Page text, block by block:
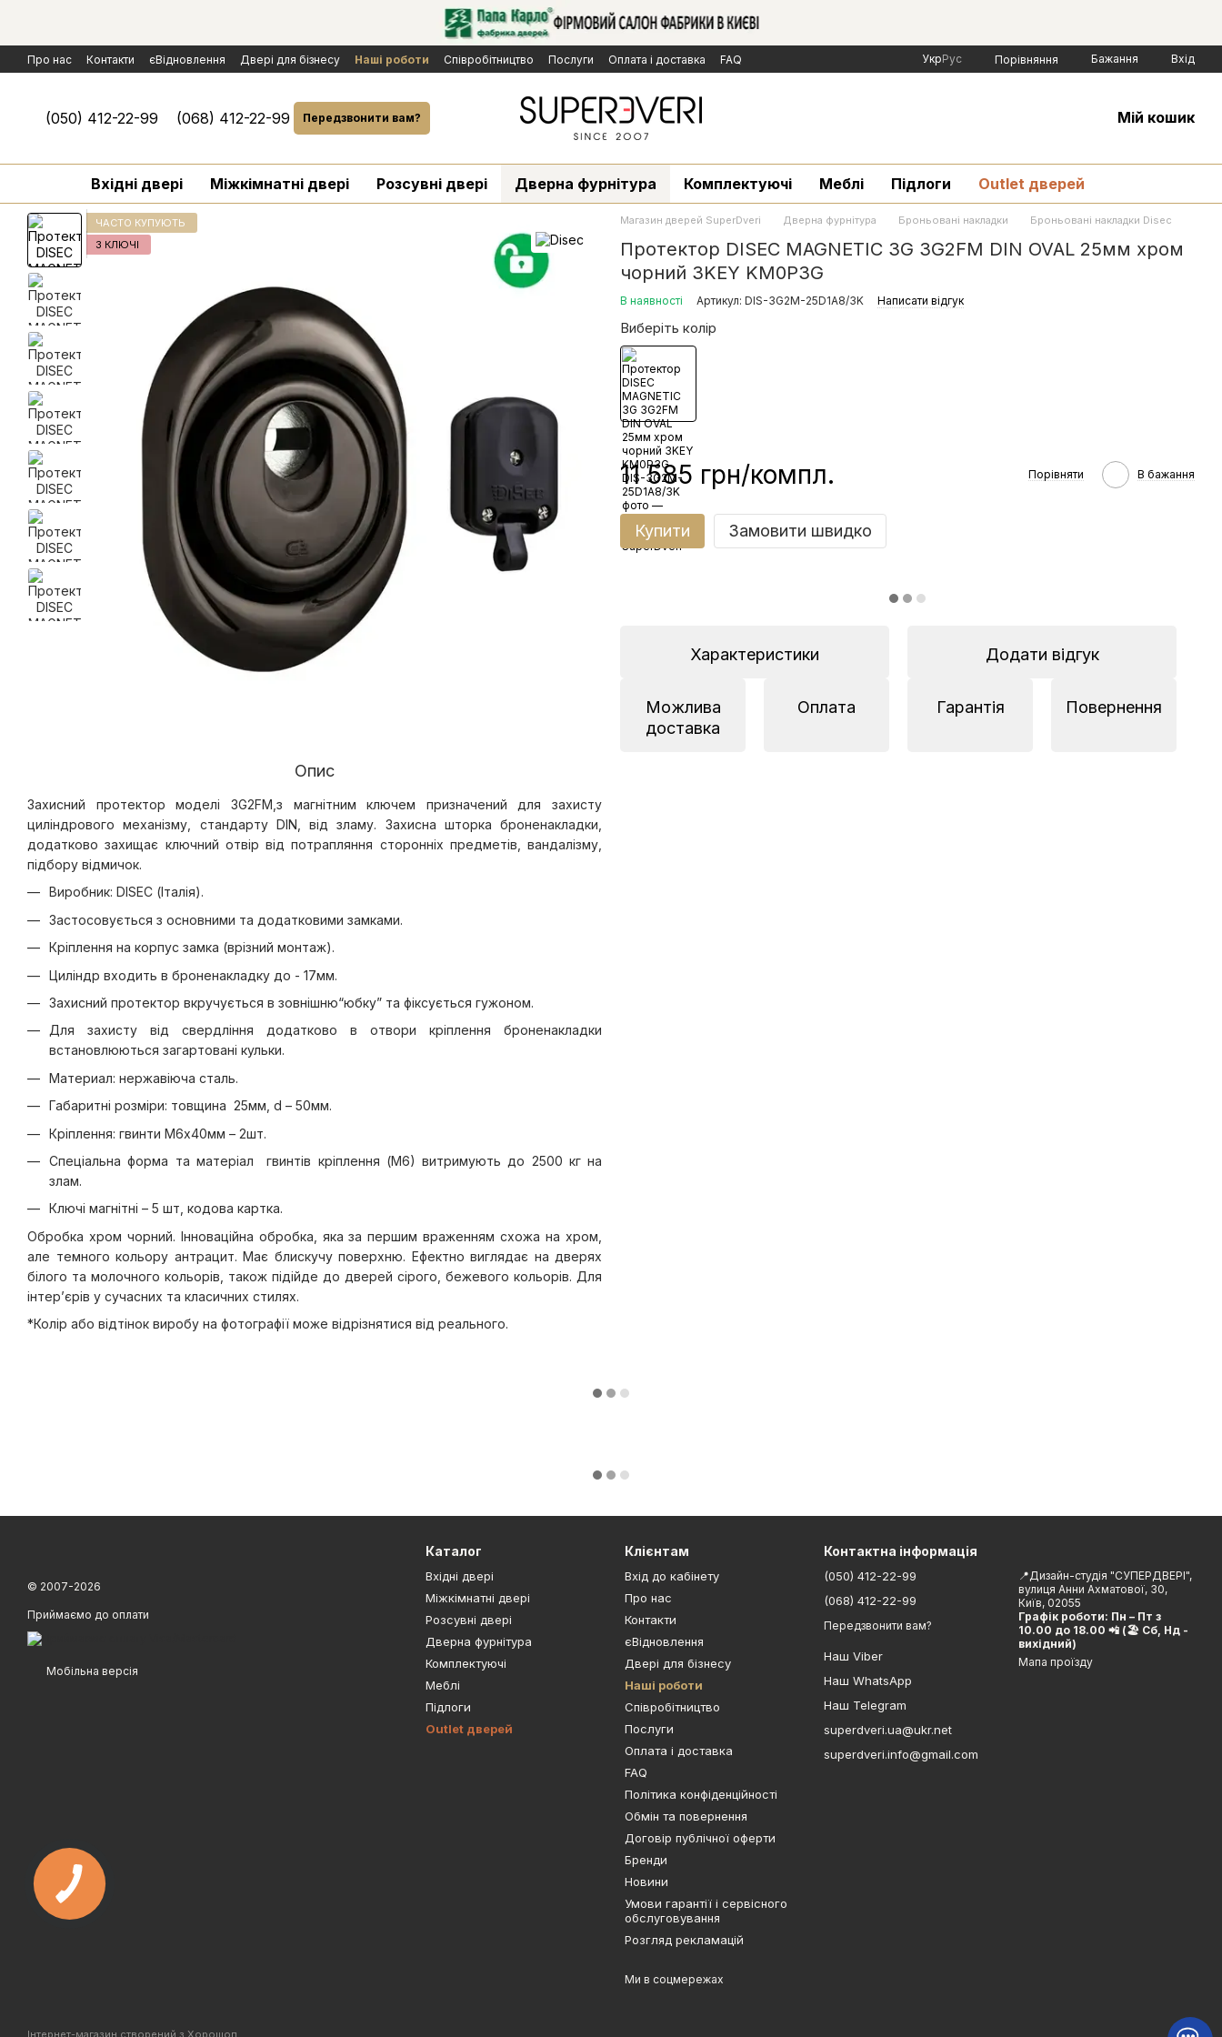
Про нас Контакти єВідновлення Двері для бізнесу Наші роботи Cпівробітництво Послуги Оплата і доставка
FAQ
Політика конфіденційності
Обмін та повернення Договір публічної оферти Бренди
Новини
УкрРус Порівняння Бажання Вхід
(050) 412-22-99 (068) 412-22-99 Передзвонити вам? Мій кошик
Вхідні двері Міжкімнатні двері Розсувні двері Дверна фурнітура Комплектуючі Меблі Підлоги Outlet дверей
ЧАСТО КУПУЮТЬ
3 КЛЮЧІ
Опис
Захисний протектор моделі 3G2FM,з магнітним ключем призначений для захисту
циліндрового механізму, стандарту DIN, від зламу. Захисна шторка броненакладки,
додатково захищає ключний отвір від потрапляння сторонніх предметів, вандалізму,
підбору відмичок.
Виробник: DISEC (Італія).
Застосовується з основними та додатковими замками.
Кріплення на корпус замка (врізний монтаж).
Циліндр входить в броненакладку до - 17мм.
Захисний протектор вкручується в зовнішню“юбку” та фіксується гужоном.
Для захисту від свердління додатково в отвори кріплення броненакладки
встановлюються загартовані кульки.
Материал: нержавіюча сталь.
Габаритні розміри: товщина 25мм, d – 50мм.
Кріплення: гвинти М6х40мм – 2шт.
Спеціальна форма та матеріал гвинтів кріплення (М6) витримують до 2500 кг на
злам.
Ключі магнітні – 5 шт, кодова картка.
Обробка хром чорний. Інноваційна обробка, яка за першим враженням схожа на хром,
але темного кольору антрацит. Має блискучу поверхню. Ефектно виглядає на дверях
білого та молочного кольорів, також підійде до дверей сірого, бежевого кольорів. Для
інтер’єрів у сучасних та класичних стилях.
*Колір або відтінок виробу на фотографії може відрізнятися від реального.
Магазин дверей SuperDveri Дверна фурнітура Броньовані накладки Броньовані накладки Disec
Протектор DISEC MAGNETIC 3G 3G2FM DIN OVAL 25мм хром
чорний 3KEY KM0P3G
В наявності Артикул: DIS-3G2M-25D1A8/3K Написати відгук
Виберіть колір
11 585 грн/компл. Порівняти В бажання
Купити Замовити швидко
Характеристики Додати відгук
Можлива
доставка
Оплата Гарантія Повернення
© 2007-2026
Приймаємо до оплати
Мобільна версія
Інтернет-магазин створений з Хорошоп
Каталог
Вхідні двері
Міжкімнатні двері
Розсувні двері
Дверна фурнітура
Комплектуючі
Меблі
Підлоги
Outlet дверей
Клієнтам
Вхід до кабінету
Про нас
Контакти
єВідновлення
Двері для бізнесу
Наші роботи
Cпівробітництво
Послуги
Оплата і доставка
FAQ
Політика конфіденційності
Обмін та повернення
Договір публічної оферти
Бренди
Новини
Умови гарантії і сервісного
обслуговування
Розгляд рекламацій
Ми в соцмережах
Контактна інформація
(050) 412-22-99
(068) 412-22-99
Передзвонити вам?
Наш Viber
Наш WhatsApp
Наш Telegram
superdveri.ua@ukr.net
superdveri.info@gmail.com
📍Дизайн-студія "СУПЕРДВЕРІ",
вулиця Анни Ахматової, 30,
Київ, 02055
Графік роботи: Пн – Пт з
10.00 до 18.00 📲 (🏖 Сб, Нд -
вихідний)
Мапа проїзду